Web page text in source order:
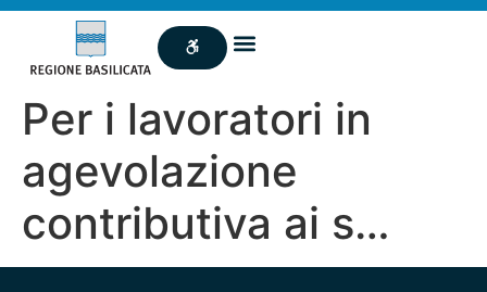
Per i lavoratori in
agevolazione
contributiva ai s…